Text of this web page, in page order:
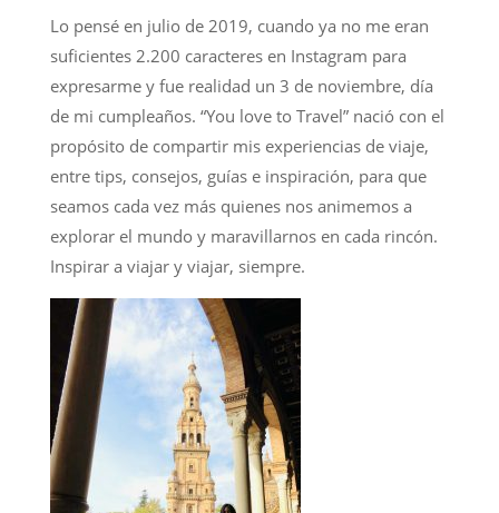
Lo pensé en julio de 2019, cuando ya no me eran
suficientes 2.200 caracteres en Instagram para
expresarme y fue realidad un 3 de noviembre, día
de mi cumpleaños. “You love to Travel” nació con el
propósito de compartir mis experiencias de viaje,
entre tips, consejos, guías e inspiración, para que
seamos cada vez más quienes nos animemos a
explorar el mundo y maravillarnos en cada rincón.
Inspirar a viajar y viajar, siempre.